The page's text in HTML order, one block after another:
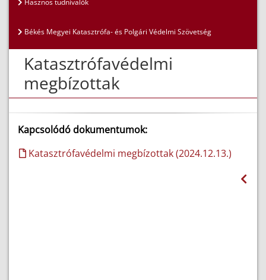
Hasznos tudnivalók
Békés Megyei Katasztrófa- és Polgári Védelmi Szövetség
Katasztrófavédelmi
megbízottak
Kapcsolódó dokumentumok:
Katasztrófavédelmi megbízottak (2024.12.13.)